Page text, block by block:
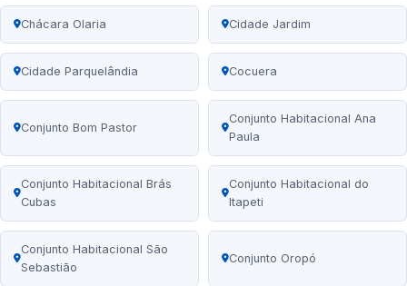
Chácara Olaria Cidade Jardim
Cidade Parquelândia Cocuera
Conjunto Bom Pastor
Conjunto Habitacional Ana
Paula
Conjunto Habitacional Brás
Cubas
Conjunto Habitacional do
Itapeti
Conjunto Habitacional São
Sebastião
Conjunto Oropó